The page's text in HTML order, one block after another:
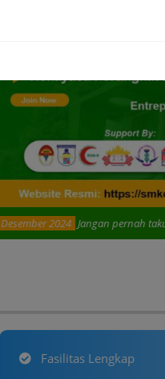
Jangan pernah takut menghadapi
Fasilitas Lengkap